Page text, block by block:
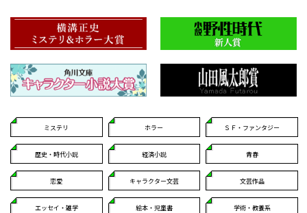
ミステリ ホラー ＳＦ・ファンタジー
歴史・時代小説 経済小説 青春
恋愛 キャラクター文芸 文芸作品
エッセイ・雑学 絵本・児童書 学術・教養系